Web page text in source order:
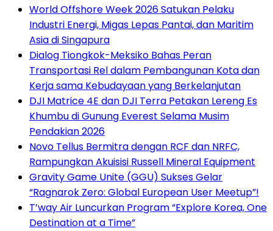
World Offshore Week 2026 Satukan Pelaku
Industri Energi, Migas Lepas Pantai, dan Maritim
Asia di Singapura
Dialog Tiongkok-Meksiko Bahas Peran
Transportasi Rel dalam Pembangunan Kota dan
Kerja sama Kebudayaan yang Berkelanjutan
DJI Matrice 4E dan DJI Terra Petakan Lereng Es
Khumbu di Gunung Everest Selama Musim
Pendakian 2026
Novo Tellus Bermitra dengan RCF dan NRFC,
Rampungkan Akuisisi Russell Mineral Equipment
Gravity Game Unite (GGU) Sukses Gelar
“Ragnarok Zero: Global European User Meetup”!
T’way Air Luncurkan Program “Explore Korea, One
Destination at a Time”